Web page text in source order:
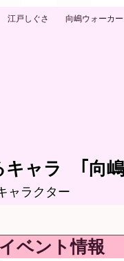
江戸しぐさ 向嶋ウォーカー
キャラ ｢向
ャラクター
イベント情報